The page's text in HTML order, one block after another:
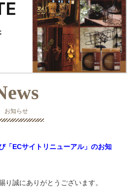
お知らせ
「ECサイトリニューアル」のお知
り誠にありがとうございます。